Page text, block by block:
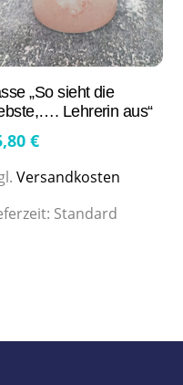
„So sieht die
Lehrerin aus“
€
Versandkosten
Standard